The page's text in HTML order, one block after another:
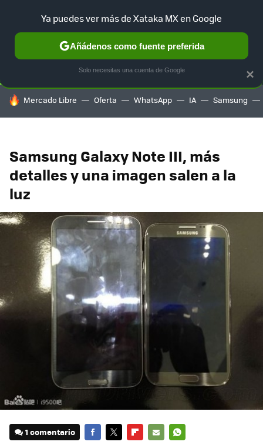
SELECCIÓN GAMING HOME AUTO TERRITORIO
HOY SE HABLA DE
Mercado Libre Oferta WhatsApp IA Samsung
Samsung Galaxy Note III, más
detalles y una imagen salen a la
luz
1 comentario
×
Ya puedes ver más de Xataka MX en Google
Añádenos como fuente preferida
Solo necesitas una cuenta de Google